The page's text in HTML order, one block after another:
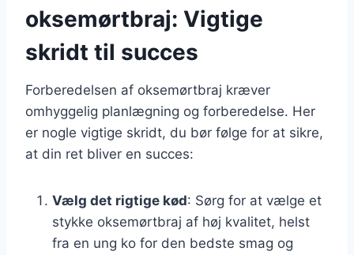
oksemørtbraj: Vigtige
skridt til succes
Forberedelsen af oksemørtbraj kræver
omhyggelig planlægning og forberedelse. Her
er nogle vigtige skridt, du bør følge for at sikre,
at din ret bliver en succes:
Vælg det rigtige kød: Sørg for at vælge et
stykke oksemørtbraj af høj kvalitet, helst
fra en ung ko for den bedste smag og